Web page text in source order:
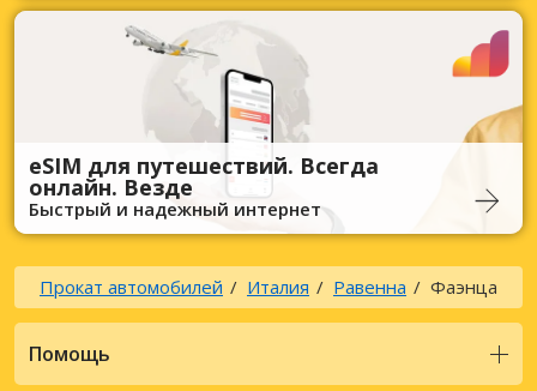
eSIM для путешествий. Всегда
онлайн. Везде
Быстрый и надежный интернет
Прокат автомобилей Италия Равенна Фаэнца
Помощь